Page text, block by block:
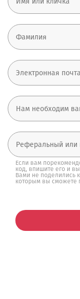
Если вам
код, впишите его и
Вами не поделились
которым вы сможете